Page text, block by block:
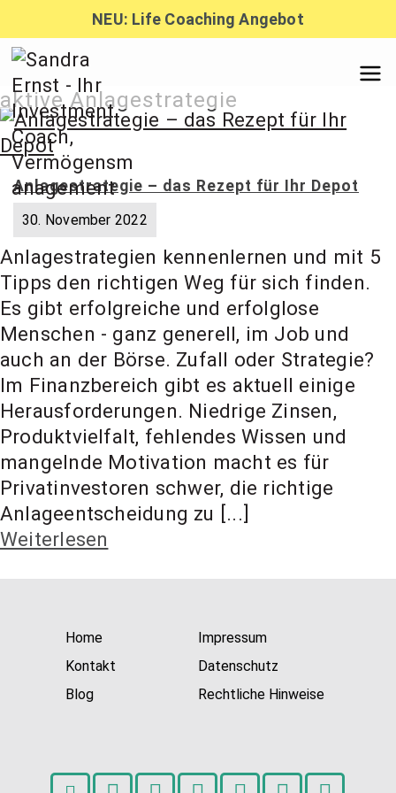
Inhalt
springen
NEU: Life Coaching Angebot
Sandra
Ernst –
Finanzber
atung,
Investmen
t Coach,
Anlageber
aktive Anlagestrategie
Anlagestrategie – das Rezept für Ihr Depot
30. November 2022
Anlagestrategien kennenlernen und mit 5
Tipps den richtigen Weg für sich finden.
Es gibt erfolgreiche und erfolglose
Menschen - ganz generell, im Job und
auch an der Börse. Zufall oder Strategie?
Im Finanzbereich gibt es aktuell einige
Herausforderungen. Niedrige Zinsen,
Produktvielfalt, fehlendes Wissen und
mangelnde Motivation macht es für
Privatinvestoren schwer, die richtige
Anlageentscheidung zu [...]
Weiterlesen
Home
Kontakt
Blog
Impressum
Datenschutz
Rechtliche Hinweise